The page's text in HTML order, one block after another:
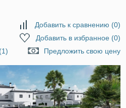
Добавить к сравнению (0)
Добавить в избранное(0)
Предложить свою цену